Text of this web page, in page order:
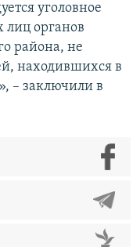
уголовное
лиц органов
района, не
находившихся в
– заключили в